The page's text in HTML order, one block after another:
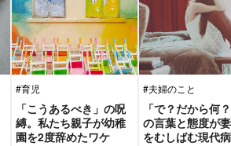
#育児
「こうあるべき」の呪
縛。私たち親子が幼稚
園を2度辞めたワケ
#夫婦のこと
「で？だから何
の言葉と態度が
をむしばむ現代病